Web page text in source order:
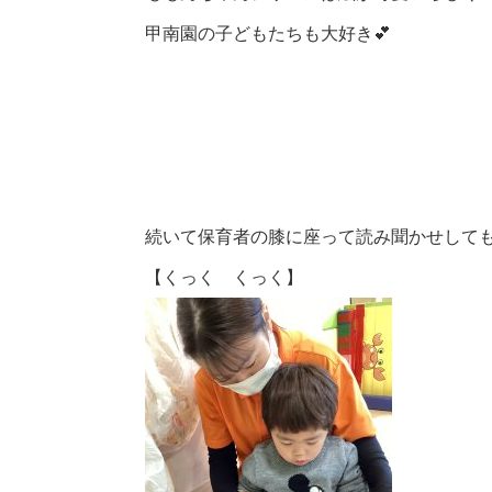
甲南園の子どもたちも大好き💕
続いて保育者の膝に座って読み聞かせして
【くっく くっく】